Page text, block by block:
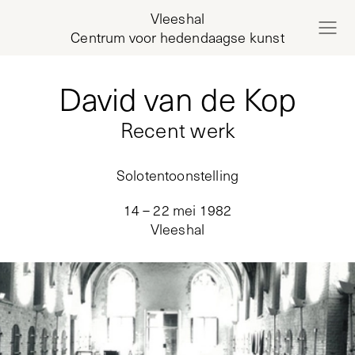
Vleeshal
Centrum voor hedendaagse kunst
Recent werk
David van de Kop
Solotentoonstelling
14 – 22 mei 1982
Vleeshal